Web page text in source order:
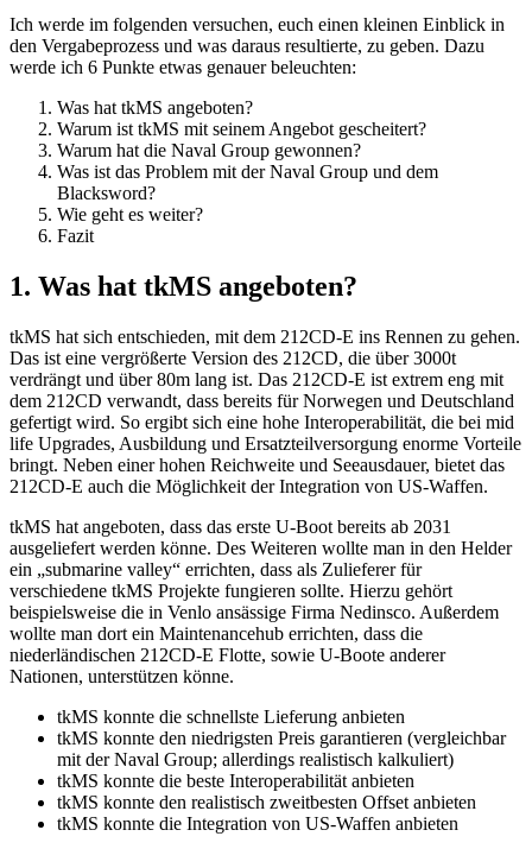
Ich werde im folgenden versuchen, euch einen kleinen Einblick in
den Vergabeprozess und was daraus resultierte, zu geben. Dazu
werde ich 6 Punkte etwas genauer beleuchten:
Was hat tkMS angeboten?
Warum ist tkMS mit seinem Angebot gescheitert?
Warum hat die Naval Group gewonnen?
Was ist das Problem mit der Naval Group und dem
Blacksword?
Wie geht es weiter?
Fazit
1. Was hat tkMS angeboten?
tkMS hat sich entschieden, mit dem 212CD-E ins Rennen zu gehen.
Das ist eine vergrößerte Version des 212CD, die über 3000t
verdrängt und über 80m lang ist. Das 212CD-E ist extrem eng mit
dem 212CD verwandt, dass bereits für Norwegen und Deutschland
gefertigt wird. So ergibt sich eine hohe Interoperabilität, die bei mid
life Upgrades, Ausbildung und Ersatzteilversorgung enorme Vorteile
bringt. Neben einer hohen Reichweite und Seeausdauer, bietet das
212CD-E auch die Möglichkeit der Integration von US-Waffen.
tkMS hat angeboten, dass das erste U-Boot bereits ab 2031
ausgeliefert werden könne. Des Weiteren wollte man in den Helder
ein „submarine valley“ errichten, dass als Zulieferer für
verschiedene tkMS Projekte fungieren sollte. Hierzu gehört
beispielsweise die in Venlo ansässige Firma Nedinsco. Außerdem
wollte man dort ein Maintenancehub errichten, dass die
niederländischen 212CD-E Flotte, sowie U-Boote anderer
Nationen, unterstützen könne.
tkMS konnte die schnellste Lieferung anbieten
tkMS konnte den niedrigsten Preis garantieren (vergleichbar
mit der Naval Group; allerdings realistisch kalkuliert)
tkMS konnte die beste Interoperabilität anbieten
tkMS konnte den realistisch zweitbesten Offset anbieten
tkMS konnte die Integration von US-Waffen anbieten